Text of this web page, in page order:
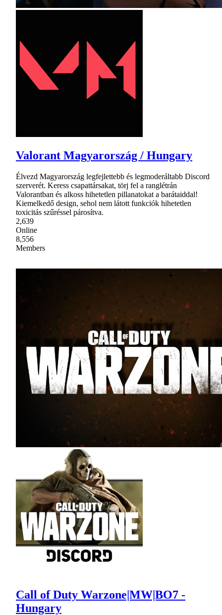
Valorant Magyarország / Hungary
Élvezd Magyarország legfejlettebb és legmoderáltabb Discord
szerverét. Keress csapattársakat, törj fel a ranglétrán
Valorantban és alkoss hihetetlen pillanatokat a barátaiddal!
Kiemelkedő design, sehol nem látott funkciók hihetetlen
toxicitás szűréssel párosítva.
2,639
Online
8,556
Members
Call of Duty Warzone|MW|BO7 -
Hungary